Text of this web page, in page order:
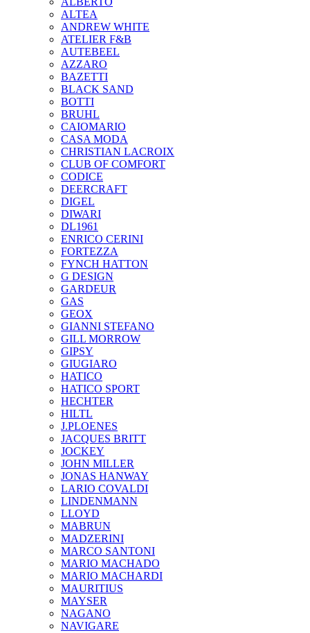
ALTEA
ANDREW WHITE
ATELIER F&B
AUTEBEEL
AZZARO
BAZETTI
BLACK SAND
BOTTI
BRUHL
CAIOMARIO
CASA MODA
CHRISTIAN LACROIX
CLUB OF COMFORT
CODICE
DEERCRAFT
DIGEL
DIWARI
DL1961
ENRICO CERINI
FORTEZZA
FYNCH HATTON
G DESIGN
GARDEUR
GAS
GEOX
GIANNI STEFANO
GILL MORROW
GIPSY
GIUGIARO
HATICO
HATICO SPORT
HECHTER
HILTL
J.PLOENES
JAСQUES BRITT
JOCKEY
JOHN MILLER
JONAS HANWAY
LARIO COVALDI
LINDENMANN
LLOYD
MABRUN
MADZERINI
MARCO SANTONI
MARIO MACHADO
MARIO MACHARDI
MAURITIUS
MAYSER
NAGANO
NAVIGARE